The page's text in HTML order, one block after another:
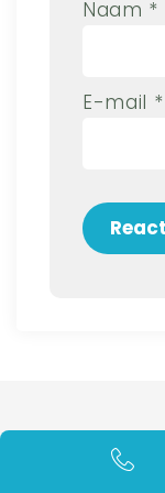
Naam *
E-mail *
ProTaRe